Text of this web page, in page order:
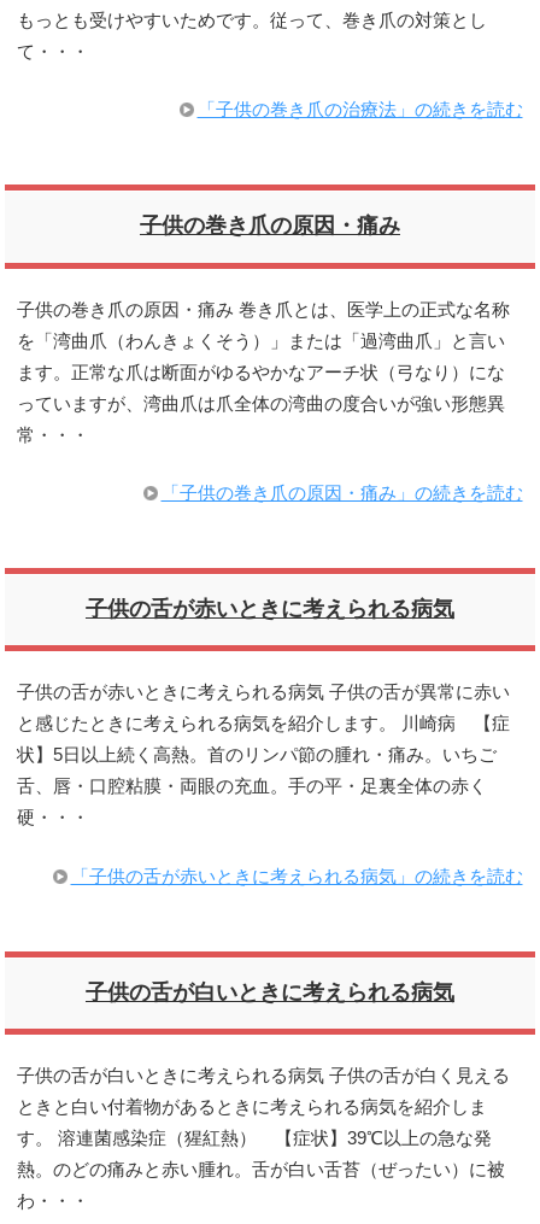
もっとも受けやすいためです。従って、巻き爪の対策とし
て・・・
「子供の巻き爪の治療法」の続きを読む
子供の巻き爪の原因・痛み
子供の巻き爪の原因・痛み 巻き爪とは、医学上の正式な名称
を「湾曲爪（わんきょくそう）」または「過湾曲爪」と言い
ます。正常な爪は断面がゆるやかなアーチ状（弓なり）にな
っていますが、湾曲爪は爪全体の湾曲の度合いが強い形態異
常・・・
「子供の巻き爪の原因・痛み」の続きを読む
子供の舌が赤いときに考えられる病気
子供の舌が赤いときに考えられる病気 子供の舌が異常に赤い
と感じたときに考えられる病気を紹介します。 川崎病 【症
状】5日以上続く高熱。首のリンパ節の腫れ・痛み。いちご
舌、唇・口腔粘膜・両眼の充血。手の平・足裏全体の赤く
硬・・・
「子供の舌が赤いときに考えられる病気」の続きを読む
子供の舌が白いときに考えられる病気
子供の舌が白いときに考えられる病気 子供の舌が白く見える
ときと白い付着物があるときに考えられる病気を紹介しま
す。 溶連菌感染症（猩紅熱） 【症状】39℃以上の急な発
熱。のどの痛みと赤い腫れ。舌が白い舌苔（ぜったい）に被
わ・・・